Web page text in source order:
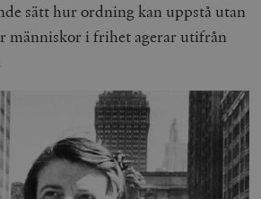
sätt hur ordning kan uppstå utan
människor i frihet agerar utifrån